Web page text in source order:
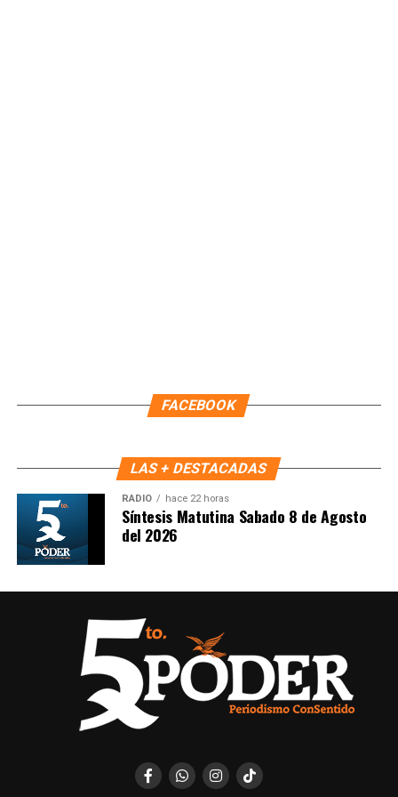
FACEBOOK
LAS + DESTACADAS
RADIO hace 22 horas
Síntesis Matutina Sabado 8 de Agosto
del 2026